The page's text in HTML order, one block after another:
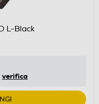
L-Black
verifica